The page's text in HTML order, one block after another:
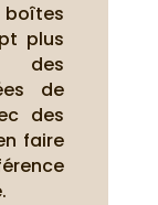
plus
des
de
des
faire